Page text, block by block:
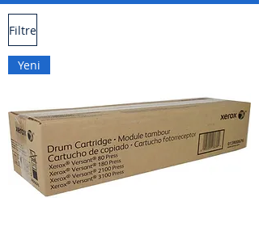
Filtre
Yeni